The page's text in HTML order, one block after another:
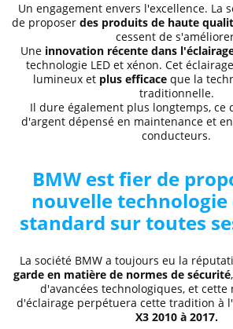
Un engagement envers l'excellence. La
de proposer des produits de haute
cessent de
Une innovation récente dans
technologie LED et xénon. Cet
lumineux et plus efficace que la
traditionnelle.
Il dure également plus longtemps, ce
d'argent dépensé en maintenance et
conducteurs.
BMW est fier de
nouvelle
standard sur toutes
La société BMW a toujours eu la
garde en matière de normes de sécurité
d'avancées technologiques, et cette
d'éclairage perpétuera cette tradition à
X32010 à 2017.